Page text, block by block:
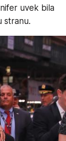
uvek bila
stranu.